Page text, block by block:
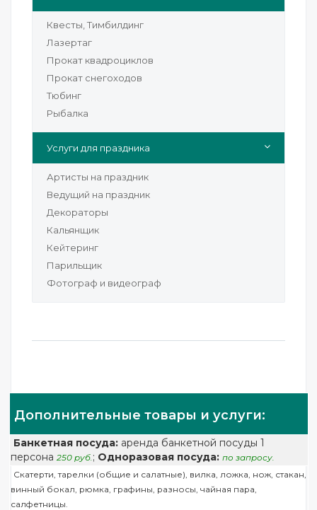
Квесты, Тимбилдинг
Лазертаг
Прокат квадроциклов
Прокат снегоходов
Тюбинг
Рыбалка
Услуги для праздника
Артисты на праздник
Ведущий на праздник
Декораторы
Кальянщик
Кейтеринг
Парильщик
Фотограф и видеограф
Дополнительные товары и услуги:
Банкетная посуда:аренда банкетной посуды 1
персона 250 руб.; Одноразовая посуда: по запросу.
Скатерти, тарелки (общие и салатные), вилка, ложка, нож, стакан,
винный бокал, рюмка, графины, разносы, чайная пара,
салфетницы.